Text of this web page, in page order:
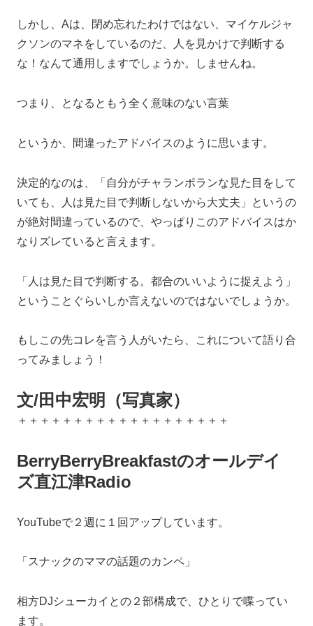
しかし、Aは、閉め忘れたわけではない、マイケルジャ
クソンのマネをしているのだ、人を見かけで判断する
な！なんて通用しますでしょうか。しませんね。
つまり、となるともう全く意味のない言葉
というか、間違ったアドバイスのように思います。
決定的なのは、「自分がチャランポランな見た目をして
いても、人は見た目で判断しないから大丈夫」というの
が絶対間違っているので、やっぱりこのアドバイスはか
なりズレていると言えます。
「人は見た目で判断する。都合のいいように捉えよう」
ということぐらいしか言えないのではないでしょうか。
もしこの先コレを言う人がいたら、これについて語り合
ってみましょう！
文/田中宏明（写真家）
＋＋＋＋＋＋＋＋＋＋＋＋＋＋＋＋＋＋＋
BerryBerryBreakfastのオールデイ
ズ直江津Radio
YouTubeで２週に１回アップしています。
「スナックのママの話題のカンペ」
相方DJシューカイとの２部構成で、ひとりで喋ってい
ます。